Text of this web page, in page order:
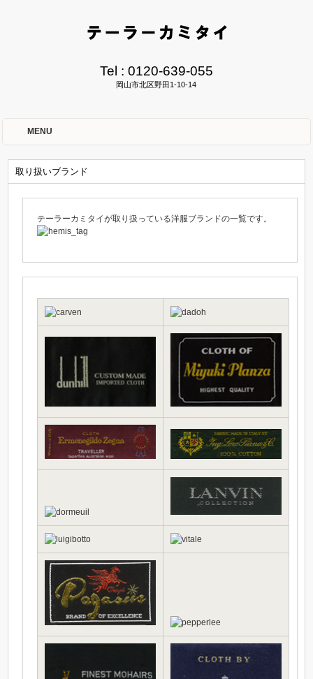
Tel : 0120-639-055
岡山市北区野田1-10-14
MENU
取り扱いブランド
テーラーカミタイが取り扱っている洋服ブランドの一覧です。